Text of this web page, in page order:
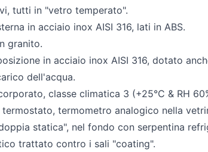
tutti in "vetro temperato".
in acciaio inox AISI 316, lati in ABS.
granito.
in acciaio inox AISI 316, dotato
dell'acqua.
classe climatica 3 (+25°C & RH
termostato, termometro analogico nella
statica", nel fondo con serpentina
trattato contro i sali "coating".